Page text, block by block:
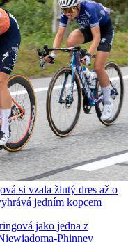
si vzala žlutý dres až o
jedním kopcem
jako jedna z
Phinney